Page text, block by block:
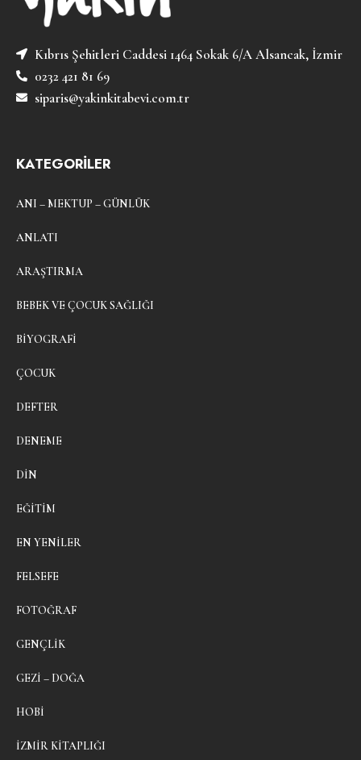
Kıbrıs Şehitleri Caddesi 1464 Sokak 6/A Alsancak, İzmir
0232 421 81 69
siparis@yakinkitabevi.com.tr
KATEGORİLER
ANI – MEKTUP – GÜNLÜK
ANLATI
ARAŞTIRMA
BEBEK VE ÇOCUK SAĞLIĞI
BIYOGRAFI
ÇOCUK
DEFTER
DENEME
DIN
EĞITIM
EN YENILER
FELSEFE
FOTOĞRAF
GENÇLIK
GEZI – DOĞA
HOBI
İZMIR KITAPLIĞI